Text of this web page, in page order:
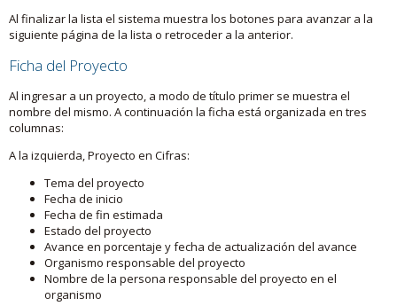
Al finalizar la lista el sistema muestra los botones para avanzar a la
siguiente página de la lista o retroceder a la anterior.
Ficha del Proyecto
Al ingresar a un proyecto, a modo de título primer se muestra el
nombre del mismo. A continuación la ficha está organizada en tres
columnas:
A la izquierda, Proyecto en Cifras:
Tema del proyecto
Fecha de inicio
Fecha de fin estimada
Estado del proyecto
Avance en porcentaje y fecha de actualización del avance
Organismo responsable del proyecto
Nombre de la persona responsable del proyecto en el
organismo